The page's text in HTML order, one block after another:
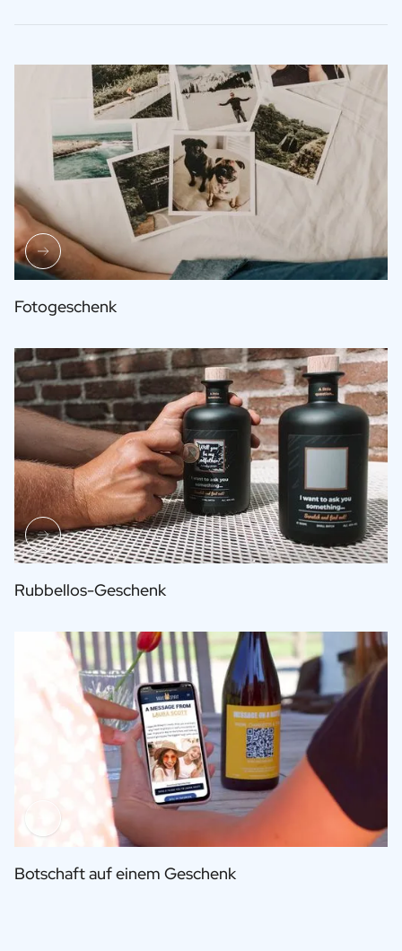
Fotogeschenk
Rubbellos-Geschenk
Botschaft auf einem Geschenk